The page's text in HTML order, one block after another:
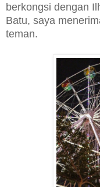
berkongsi dengan
Batu, saya
teman.